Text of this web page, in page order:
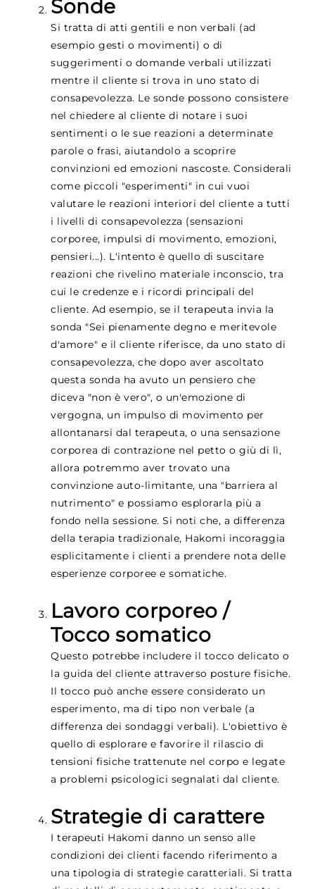
Sonde
Si tratta di atti gentili e non verbali (ad
esempio gesti o movimenti) o di
suggerimenti o domande verbali utilizzati
mentre il cliente si trova in uno stato di
consapevolezza. Le sonde possono consistere
nel chiedere al cliente di notare i suoi
sentimenti o le sue reazioni a determinate
parole o frasi, aiutandolo a scoprire
convinzioni ed emozioni nascoste. Considerali
come piccoli "esperimenti" in cui vuoi
valutare le reazioni interiori del cliente a tutti
i livelli di consapevolezza (sensazioni
corporee, impulsi di movimento, emozioni,
pensieri...). L'intento è quello di suscitare
reazioni che rivelino materiale inconscio, tra
cui le credenze e i ricordi principali del
cliente. Ad esempio, se il terapeuta invia la
sonda "Sei pienamente degno e meritevole
d'amore" e il cliente riferisce, da uno stato di
consapevolezza, che dopo aver ascoltato
questa sonda ha avuto un pensiero che
diceva "non è vero", o un'emozione di
vergogna, un impulso di movimento per
allontanarsi dal terapeuta, o una sensazione
corporea di contrazione nel petto o giù di lì,
allora potremmo aver trovato una
convinzione auto-limitante, una "barriera al
nutrimento" e possiamo esplorarla più a
fondo nella sessione. Si noti che, a differenza
della terapia tradizionale, Hakomi incoraggia
esplicitamente i clienti a prendere nota delle
esperienze corporee e somatiche.
Lavoro corporeo /
Tocco somatico
Questo potrebbe includere il tocco delicato o
la guida del cliente attraverso posture fisiche.
Il tocco può anche essere considerato un
esperimento, ma di tipo non verbale (a
differenza dei sondaggi verbali). L'obiettivo è
quello di esplorare e favorire il rilascio di
tensioni fisiche trattenute nel corpo e legate
a problemi psicologici segnalati dal cliente.
Strategie di carattere
I terapeuti Hakomi danno un senso alle
condizioni dei clienti facendo riferimento a
una tipologia di strategie caratteriali. Si tratta